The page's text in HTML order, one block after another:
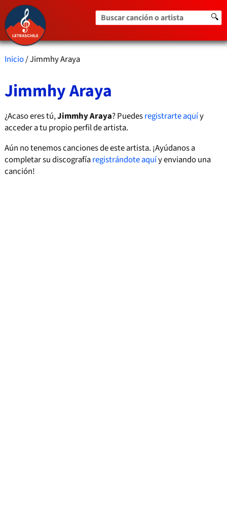
Buscar canción o artista 🔍
Inicio/ Jimmhy Araya
Jimmhy Araya
¿Acaso eres tú,Jimmhy Araya? Puedesregistrarte aquíy
acceder a tu propio perfil de artista.
Aún no tenemos canciones de este artista. ¡Ayúdanos a
completar su discografíaregistrándote aquíy enviando una
canción!